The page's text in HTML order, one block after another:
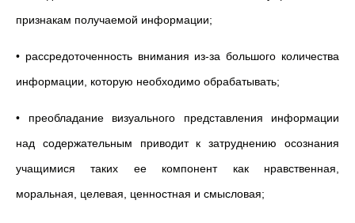
признакам получаемой информации;
• рассредоточенность внимания из-за большого количества
информации, которую необходимо обрабатывать;
• преобладание визуального представления информации
над содержательным приводит к затруднению осознания
учащимися таких ее компонент как нравственная,
моральная, целевая, ценностная и смысловая;